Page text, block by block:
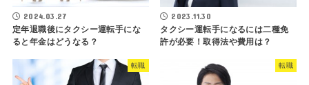
2024.03.27
定年退職後にタクシー運転手にな
ると年金はどうなる？
2023.11.30
タクシー運転手になるには二種免
許が必要！取得法や費用は？
転職 転職